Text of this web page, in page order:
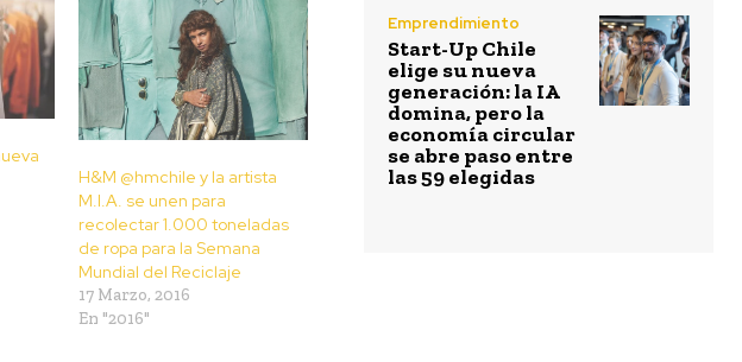
H&M @hmchile y la artista
M.I.A. se unen para
recolectar 1.000 toneladas
de ropa para la Semana
Mundial del Reciclaje
17 Marzo, 2016
En "2016"
Emprendimiento
Start-Up Chile
elige su nueva
generación: la IA
domina, pero la
economía circular
se abre paso entre
las 59 elegidas